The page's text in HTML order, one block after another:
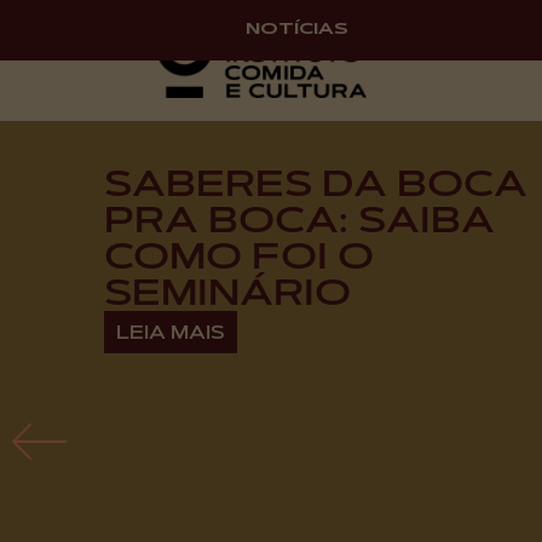
NOTÍCIAS
SABERES DA BOCA
PRA BOCA: SAIBA
COMO FOI O
SEMINÁRIO
LEIA MAIS